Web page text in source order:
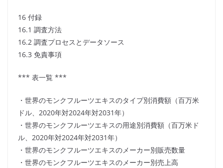
16 付録
16.1 調査方法
16.2 調査プロセスとデータソース
16.3 免責事項
*** 表一覧 ***
・世界のモンクフルーツエキスのタイプ別消費額（百万米
ドル、2020年対2024年対2031年）
・世界のモンクフルーツエキスの用途別消費額（百万米ド
ル、2020年対2024年対2031年）
・世界のモンクフルーツエキスのメーカー別販売数量
・世界のモンクフルーツエキスのメーカー別売上高